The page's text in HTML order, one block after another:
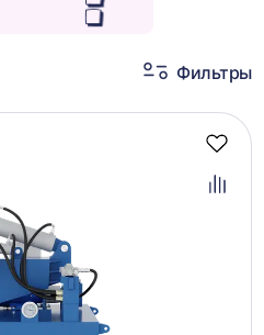
Фильтры